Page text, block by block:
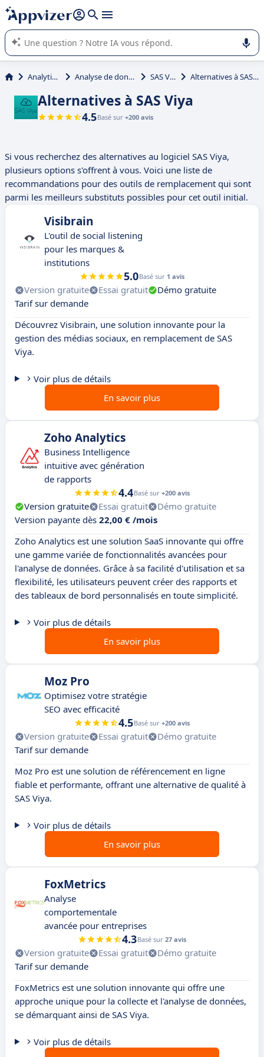
répondre (plusieurs lignes avec
L'IA de Appvizer vous guide dans l'utilisation ou la sélection de
logiciel SaaS en entreprise.
Analytique Analyse de données SAS Viya Alternatives à SAS Viya
Alternatives à SAS Viya
4.5Basé sur +200 avis
Si vous recherchez des alternatives au logiciel SAS Viya,
plusieurs options s'offrent à vous. Voici une liste de
recommandations pour des outils de remplacement qui sont
parmi les meilleurs substituts possibles pour cet outil initial.
Visibrain
L'outil de social listening
pour les marques &
institutions
5.0Basé sur 1 avis
Version gratuite Essai gratuit
Démo gratuite
Tarif sur demande
Découvrez Visibrain, une solution innovante pour la
gestion des médias sociaux, en remplacement de SAS
Viya.
Voir plus de détails
En savoir plus
Zoho Analytics
Business Intelligence
intuitive avec génération
de rapports
4.4Basé sur +200 avis
Version gratuite Essai gratuit
Démo gratuite
Version payante dès 22,00 € /mois
Zoho Analytics est une solution SaaS innovante qui offre
une gamme variée de fonctionnalités avancées pour
l'analyse de données. Grâce à sa facilité d'utilisation et sa
flexibilité, les utilisateurs peuvent créer des rapports et
des tableaux de bord personnalisés en toute simplicité.
Voir plus de détails
En savoir plus
Moz Pro
Optimisez votre stratégie
SEO avec efficacité
4.5Basé sur +200 avis
Version gratuite Essai gratuit
Démo gratuite
Tarif sur demande
Moz Pro est une solution de référencement en ligne
fiable et performante, offrant une alternative de qualité à
SAS Viya.
Voir plus de détails
En savoir plus
FoxMetrics
Analyse
comportementale
avancée pour entreprises
4.3Basé sur 27 avis
Version gratuite Essai gratuit
Démo gratuite
Tarif sur demande
FoxMetrics est une solution innovante qui offre une
approche unique pour la collecte et l'analyse de données,
se démarquant ainsi de SAS Viya.
Voir plus de détails